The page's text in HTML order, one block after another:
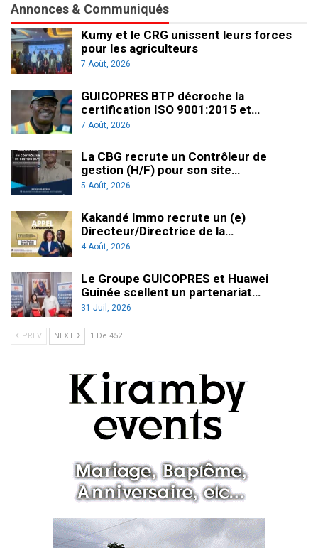
Annonces & Communiqués
Kumy et le CRG unissent leurs forces
pour les agriculteurs
7 Août, 2026
GUICOPRES BTP décroche la
certification ISO 9001:2015 et…
7 Août, 2026
La CBG recrute un Contrôleur de
gestion (H/F) pour son site…
5 Août, 2026
Kakandé Immo recrute un (e)
Directeur/Directrice de la…
4 Août, 2026
Le Groupe GUICOPRES et Huawei
Guinée scellent un partenariat…
31 Juil, 2026
PREV NEXT 1 De 452